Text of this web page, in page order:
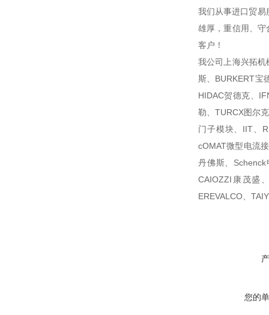
我们从事进口贸易
雄厚，重信用、
客户！
我公司上海兴拓机
斯、BURKERT宝
HIDAC贺德克、
勒、TURCX图尔
门子模块、IIT、
cOMAT微型电流
丹佛斯、Schenck
CAIOZZI康茂盛
EREVALCO、
您的